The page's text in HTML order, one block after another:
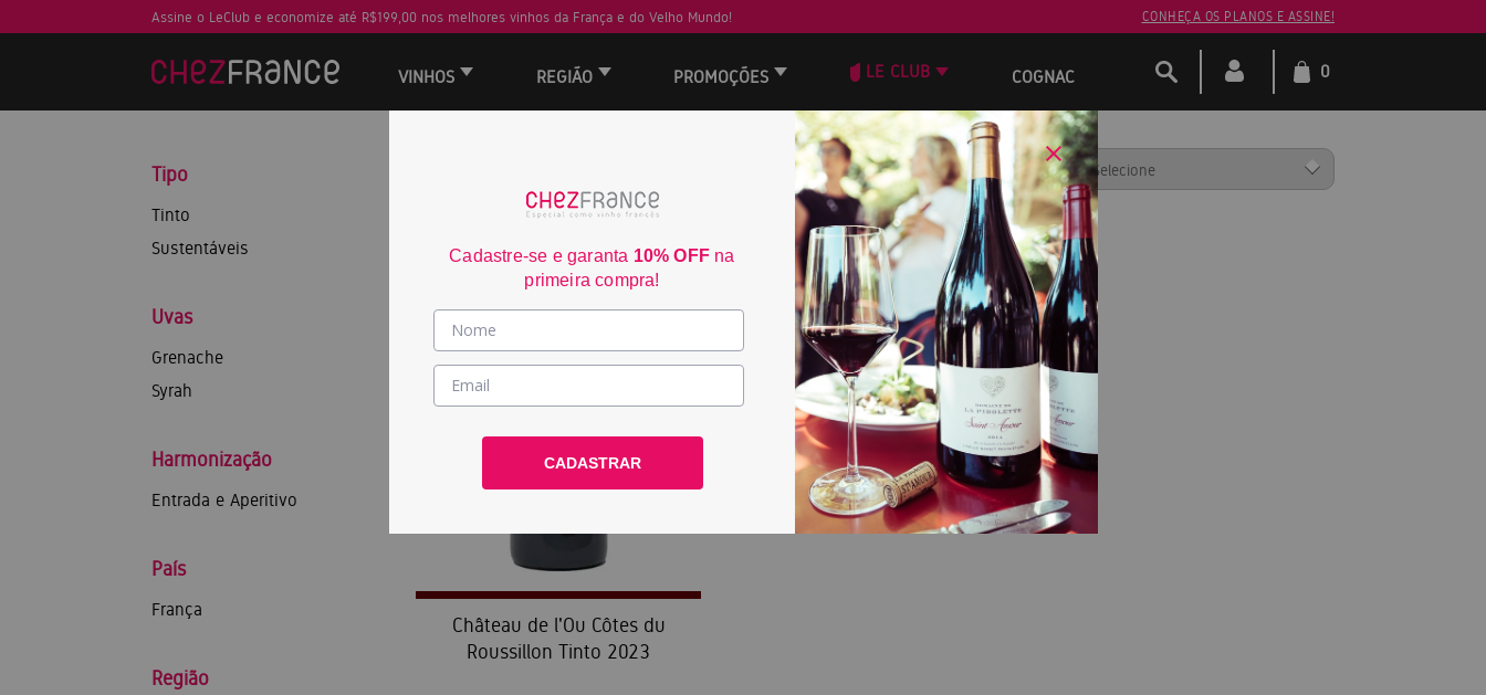
Assine o LeClub e economize até R$199,00 nos melhores vinhos da França e do Velho Mundo! CONHEÇA OS PLANOS E ASSINE!
VINHOS REGIÃO PROMOÇÕES LE CLUB COGNAC 0
Tipo
Tinto
Sustentáveis
Uvas
Grenache
Syrah
Harmonização
Entrada e Aperitivo
País
França
Região
ORDENAR POR:
Château de l'Ou Côtes du
Roussillon Tinto 2023
Cadastre-se e garanta 10% OFF na
primeira compra!
CADASTRAR